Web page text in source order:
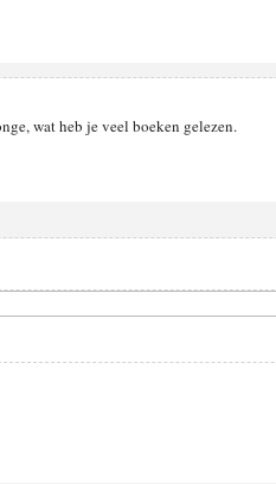
wat heb je veel boeken gelezen.